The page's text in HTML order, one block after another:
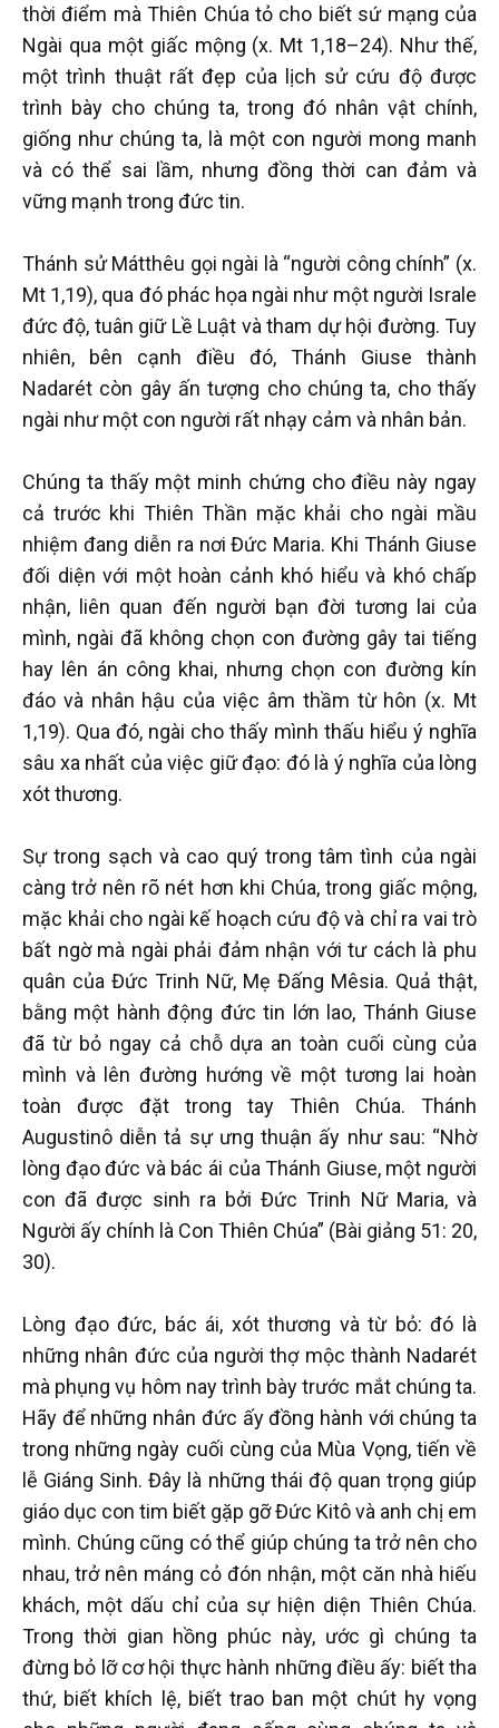
thời điểm mà Thiên Chúa tỏ cho biết sứ mạng của
Ngài qua một giấc mộng (x. Mt 1,18–24). Như thế,
một trình thuật rất đẹp của lịch sử cứu độ được
trình bày cho chúng ta, trong đó nhân vật chính,
giống như chúng ta, là một con người mong manh
và có thể sai lầm, nhưng đồng thời can đảm và
vững mạnh trong đức tin.
Thánh sử Mátthêu gọi ngài là “người công chính” (x.
Mt 1,19), qua đó phác họa ngài như một người Israle
đức độ, tuân giữ Lề Luật và tham dự hội đường. Tuy
nhiên, bên cạnh điều đó, Thánh Giuse thành
Nadarét còn gây ấn tượng cho chúng ta, cho thấy
ngài như một con người rất nhạy cảm và nhân bản.
Chúng ta thấy một minh chứng cho điều này ngay
cả trước khi Thiên Thần mặc khải cho ngài mầu
nhiệm đang diễn ra nơi Đức Maria. Khi Thánh Giuse
đối diện với một hoàn cảnh khó hiểu và khó chấp
nhận, liên quan đến người bạn đời tương lai của
mình, ngài đã không chọn con đường gây tai tiếng
hay lên án công khai, nhưng chọn con đường kín
đáo và nhân hậu của việc âm thầm từ hôn (x. Mt
1,19). Qua đó, ngài cho thấy mình thấu hiểu ý nghĩa
sâu xa nhất của việc giữ đạo: đó là ý nghĩa của lòng
xót thương.
Sự trong sạch và cao quý trong tâm tình của ngài
càng trở nên rõ nét hơn khi Chúa, trong giấc mộng,
mặc khải cho ngài kế hoạch cứu độ và chỉ ra vai trò
bất ngờ mà ngài phải đảm nhận với tư cách là phu
quân của Đức Trinh Nữ, Mẹ Đấng Mêsia. Quả thật,
bằng một hành động đức tin lớn lao, Thánh Giuse
đã từ bỏ ngay cả chỗ dựa an toàn cuối cùng của
mình và lên đường hướng về một tương lai hoàn
toàn được đặt trong tay Thiên Chúa. Thánh
Augustinô diễn tả sự ưng thuận ấy như sau: “Nhờ
lòng đạo đức và bác ái của Thánh Giuse, một người
con đã được sinh ra bởi Đức Trinh Nữ Maria, và
Người ấy chính là Con Thiên Chúa” (Bài giảng 51: 20,
30).
Lòng đạo đức, bác ái, xót thương và từ bỏ: đó là
những nhân đức của người thợ mộc thành Nadarét
mà phụng vụ hôm nay trình bày trước mắt chúng ta.
Hãy để những nhân đức ấy đồng hành với chúng ta
trong những ngày cuối cùng của Mùa Vọng, tiến về
lễ Giáng Sinh. Đây là những thái độ quan trọng giúp
giáo dục con tim biết gặp gỡ Đức Kitô và anh chị em
mình. Chúng cũng có thể giúp chúng ta trở nên cho
nhau, trở nên máng cỏ đón nhận, một căn nhà hiếu
khách, một dấu chỉ của sự hiện diện Thiên Chúa.
Trong thời gian hồng phúc này, ước gì chúng ta
đừng bỏ lỡ cơ hội thực hành những điều ấy: biết tha
thứ, biết khích lệ, biết trao ban một chút hy vọng